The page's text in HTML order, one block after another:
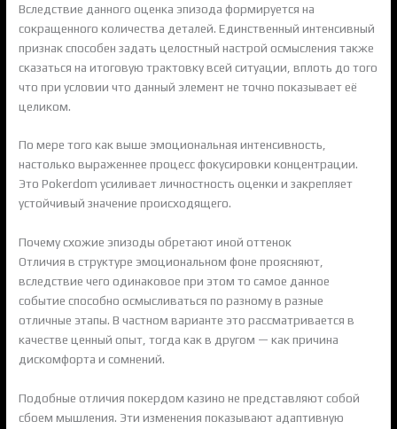
Вследствие данного оценка эпизода формируется на
сокращенного количества деталей. Единственный интенсивный
признак способен задать целостный настрой осмысления также
сказаться на итоговую трактовку всей ситуации, вплоть до того
что при условии что данный элемент не точно показывает её
целиком.
По мере того как выше эмоциональная интенсивность,
настолько выраженнее процесс фокусировки концентрации.
Это Pokerdom усиливает личностность оценки и закрепляет
устойчивый значение происходящего.
Почему схожие эпизоды обретают иной оттенок
Отличия в структуре эмоциональном фоне проясняют,
вследствие чего одинаковое при этом то самое данное
событие способно осмысливаться по разному в разные
отличные этапы. В частном варианте это рассматривается в
качестве ценный опыт, тогда как в другом — как причина
дискомфорта и сомнений.
Подобные отличия покердом казино не представляют собой
сбоем мышления. Эти изменения показывают адаптивную